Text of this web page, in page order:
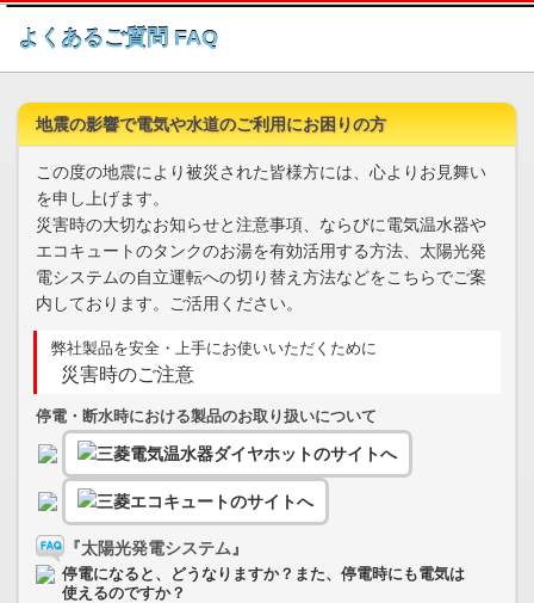
このページの本文へ
よくあるご質問 FAQ
地震の影響で電気や水道のご利用にお困りの方
この度の地震により被災された皆様方には、心よりお見舞い
を申し上げます。
災害時の大切なお知らせと注意事項、ならびに電気温水器や
エコキュートのタンクのお湯を有効活用する方法、太陽光発
電システムの自立運転への切り替え方法などをこちらでご案
内しております。ご活用ください。
弊社製品を安全・上手にお使いいただくために
災害時のご注意
停電・断水時における製品のお取り扱いについて
『太陽光発電システム』
停電になると、どうなりますか？また、停電時にも電気は
使えるのですか？